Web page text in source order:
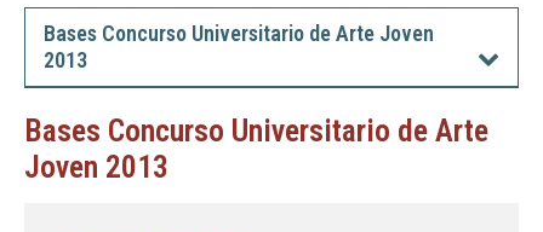
ETAPA BÁSICA
POSTGRADO
Bases Concurso Universitario de Arte Joven
2013
Bases Concurso Universitario de Arte
Joven 2013